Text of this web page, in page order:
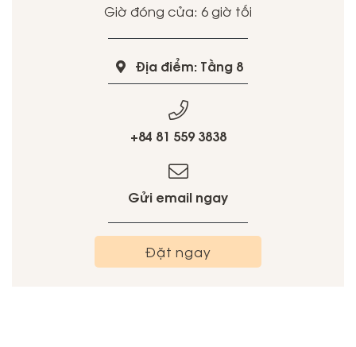
Giờ đóng cửa: 6 giờ tối
Địa điểm: Tầng 8
+84 81 559 3838
Gửi email ngay
Đặt ngay